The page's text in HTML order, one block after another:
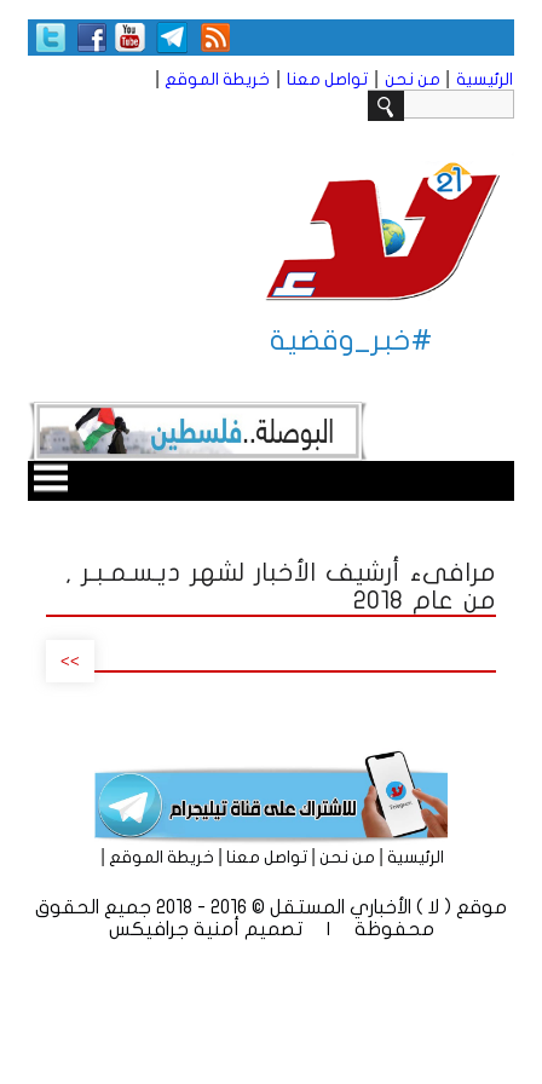
الرئيسية من نحن تواصل معنا خريطة الموقع
#خبر_وقضية
مرافىء أرشيف الأخبار لشهر ديـسـمـبـر ,
من عام 2018
>>
الرئيسية|من نحن|تواصل معنا|خريطة الموقع
موقع ( لا ) الأخباري المستقل © 2016 - 2018 جميع الحقوق
محفوظة | تصميم
أمنية جرافيكس